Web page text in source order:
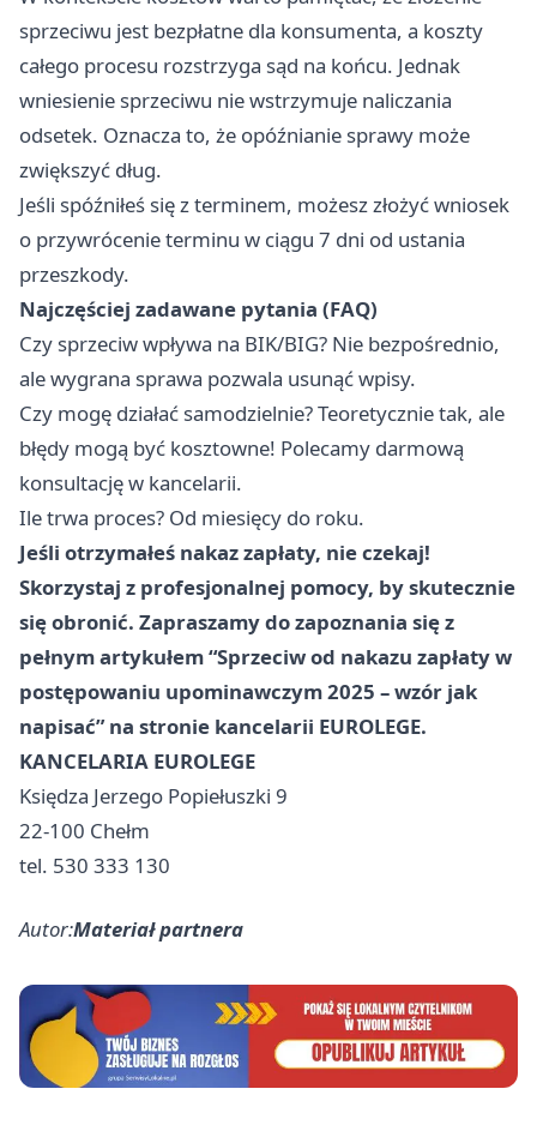
sprzeciwu jest bezpłatne dla konsumenta, a koszty
całego procesu rozstrzyga sąd na końcu. Jednak
wniesienie sprzeciwu nie wstrzymuje naliczania
odsetek. Oznacza to, że opóźnianie sprawy może
zwiększyć dług.
Jeśli spóźniłeś się z terminem, możesz złożyć wniosek
o przywrócenie terminu w ciągu 7 dni od ustania
przeszkody.
Najczęściej zadawane pytania (FAQ)
Czy sprzeciw wpływa na BIK/BIG? Nie bezpośrednio,
ale wygrana sprawa pozwala usunąć wpisy.
Czy mogę działać samodzielnie? Teoretycznie tak, ale
błędy mogą być kosztowne! Polecamy darmową
konsultację w kancelarii.
Ile trwa proces? Od miesięcy do roku.
Jeśli otrzymałeś nakaz zapłaty, nie czekaj!
Skorzystaj z profesjonalnej pomocy, by skutecznie
się obronić. Zapraszamy do zapoznania się z
pełnym artykułem “Sprzeciw od nakazu zapłaty w
postępowaniu upominawczym 2025 – wzór jak
napisać” na stronie kancelarii EUROLEGE.
KANCELARIA EUROLEGE
Księdza Jerzego Popiełuszki 9
22-100 Chełm
tel. 530 333 130
Autor:Materiał partnera